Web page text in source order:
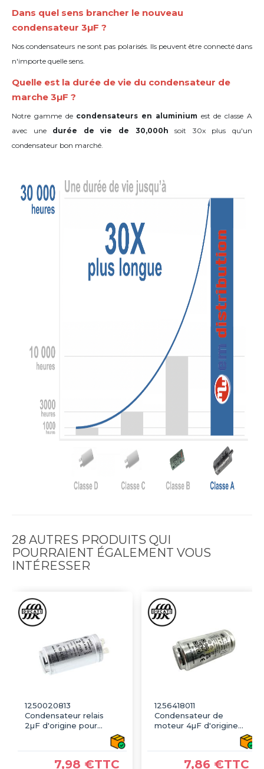
Dans quel sens brancher le nouveau
condensateur 3µF ?
Nos condensateurs ne sont pas polarisés. Ils peuvent être connecté dans
n'importe quelle sens.
Quelle est la durée de vie du condensateur de
marche 3µF ?
Notre gamme de condensateurs en aluminium est de classe A
avec une durée de vie de 30,000h soit 30x plus qu'un
condensateur bon marché.
28 AUTRES PRODUITS QUI
POURRAIENT ÉGALEMENT VOUS
INTÉRESSER
1250020813
Condensateur relais
2µF d'origine pour
7,98 €TTC
1256418011
Condensateur de
moteur 4µF d'origine
pour sèche linge AEG,
7,86 €TTC